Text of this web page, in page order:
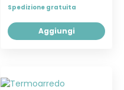
Spedizione gratuita
Aggiungi